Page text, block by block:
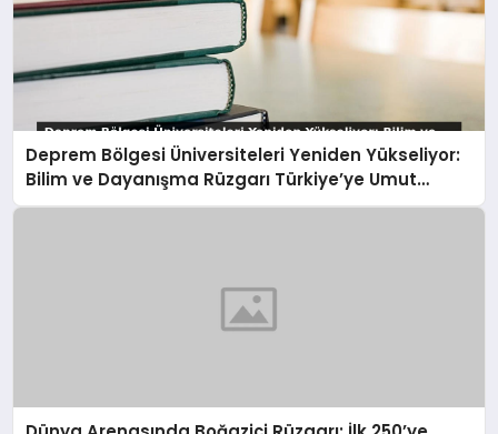
Deprem Bölgesi Üniversiteleri Yeniden Yükseliyor:
Bilim ve Dayanışma Rüzgarı Türkiye’ye Umut
Oluyor